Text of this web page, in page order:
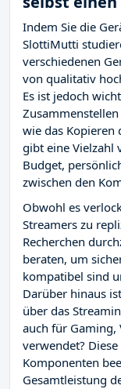
Indem Sie die
SlottiMutti
verschiedenen
von qualitativ
Es ist jedoch
wie das Kopieren
gibt eine Vielzahl
Budget,
zwischen den
Obwohl es
Streamers zu
Recherchen
beraten, um
kompatibel sind
Darüber hinaus
über das
auch für Gaming,
verwendet?
Komponenten
Gesamtleistung